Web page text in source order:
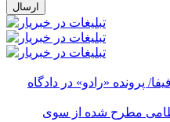
پرونده «رادو» در دادگاه
مطرح شده از سوی